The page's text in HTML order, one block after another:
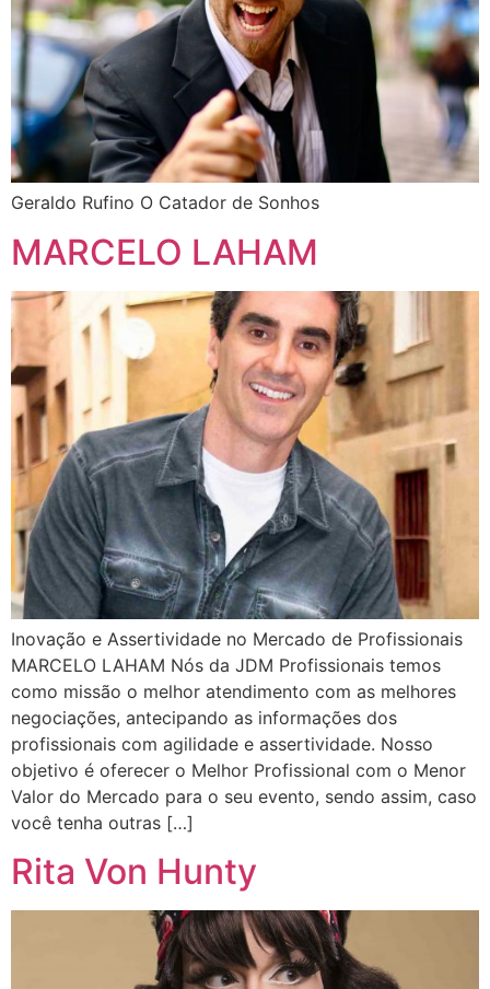
Geraldo Rufino O Catador de Sonhos
MARCELO LAHAM
Inovação e Assertividade no Mercado de Profissionais
MARCELO LAHAM Nós da JDM Profissionais temos
como missão o melhor atendimento com as melhores
negociações, antecipando as informações dos
profissionais com agilidade e assertividade. Nosso
objetivo é oferecer o Melhor Profissional com o Menor
Valor do Mercado para o seu evento, sendo assim, caso
você tenha outras […]
Rita Von Hunty